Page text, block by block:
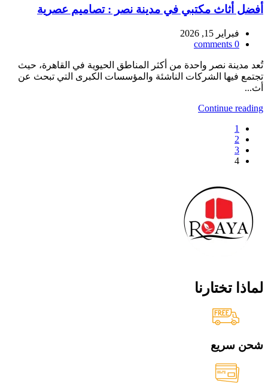
أفضل أثاث مكتبي في مدينة نصر : تصاميم عصرية
فبراير 15, 2026
0
comments
تُعد مدينة نصر واحدة من أكثر المناطق الحيوية في القاهرة، حيث
تجتمع فيها الشركات الناشئة والمؤسسات الكبرى التي تبحث عن
أث...
Continue reading
1
2
3
4
لماذا تختارنا
شحن سريع